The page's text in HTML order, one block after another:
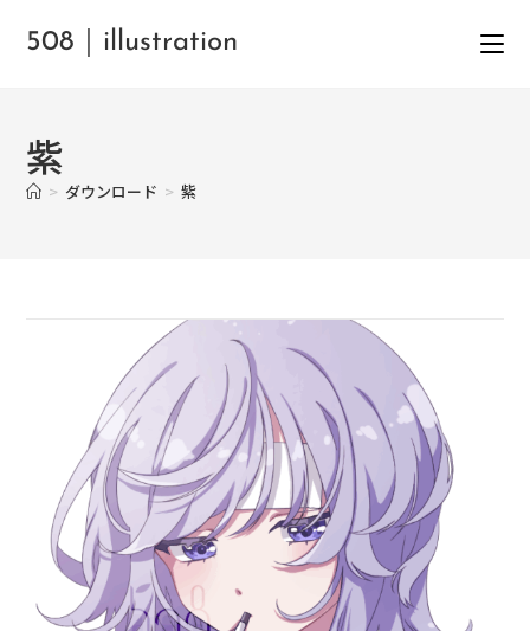
508｜illustration
紫
> ダウンロード > 紫